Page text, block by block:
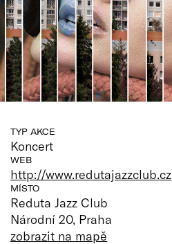
TYP AKCE
Koncert
WEB
http://www.redutajazzclub.cz
MÍSTO
Reduta Jazz Club
Národní 20, Praha
zobrazit na mapě